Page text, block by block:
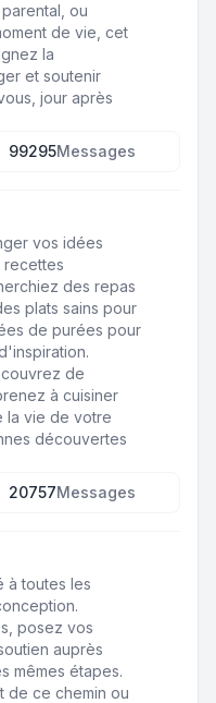
ou
de vie, cet
la
et soutenir
jour après
99295Messages
vos idées
recettes
des repas
plats sains pour
de purées pour
de
à cuisiner
la vie de votre
découvertes
20757Messages
à toutes les
posez vos
auprès
mêmes étapes.
de ce chemin ou